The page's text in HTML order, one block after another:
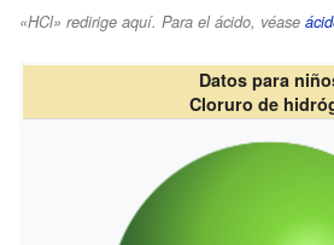
«HCl» redirige aquí. Para el ácido, véase
Datos para
Cloruro de